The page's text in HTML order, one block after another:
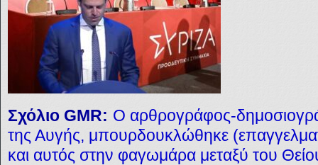
Σχόλιο GMR: Ο αρθρογράφος-
της Αυγής, μπουρδουκλώθηκε
και αυτός στην φαγωμάρα μεταξύ του